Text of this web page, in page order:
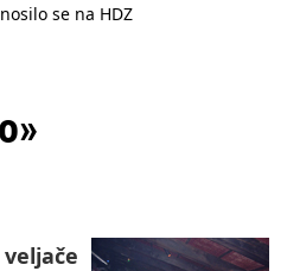
se na HDZ
ima 3,6 milijuna birača
pločicu - soft protein
veljače